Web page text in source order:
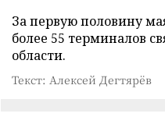
За первую половину
более 55 терминалов
области.
Текст: Алексей Дегтярёв